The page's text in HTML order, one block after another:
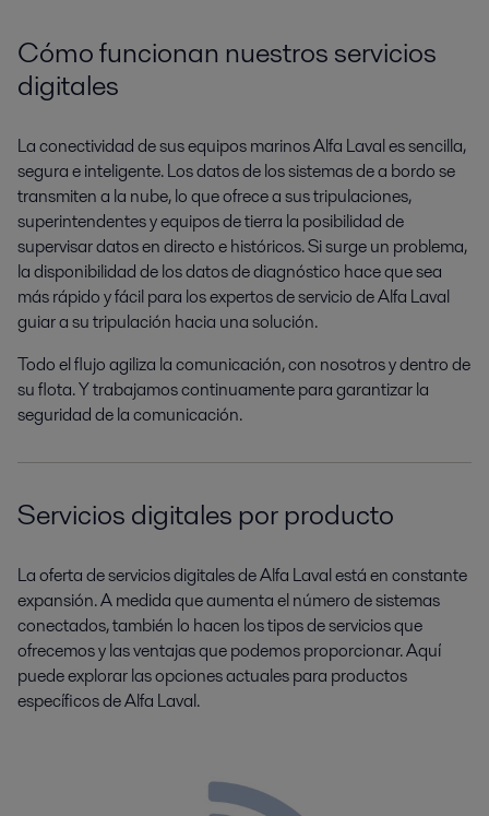
Cómo funcionan nuestros servicios
digitales
La conectividad de sus equipos marinos Alfa Laval es sencilla,
segura e inteligente. Los datos de los sistemas de a bordo se
transmiten a la nube, lo que ofrece a sus tripulaciones,
superintendentes y equipos de tierra la posibilidad de
supervisar datos en directo e históricos. Si surge un problema,
la disponibilidad de los datos de diagnóstico hace que sea
más rápido y fácil para los expertos de servicio de Alfa Laval
guiar a su tripulación hacia una solución.
Todo el flujo agiliza la comunicación, con nosotros y dentro de
su flota. Y trabajamos continuamente para garantizar la
seguridad de la comunicación.
Servicios digitales por producto
La oferta de servicios digitales de Alfa Laval está en constante
expansión. A medida que aumenta el número de sistemas
conectados, también lo hacen los tipos de servicios que
ofrecemos y las ventajas que podemos proporcionar. Aquí
puede explorar las opciones actuales para productos
específicos de Alfa Laval.